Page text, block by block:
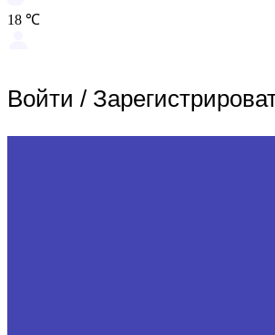
18 ℃
Войти /